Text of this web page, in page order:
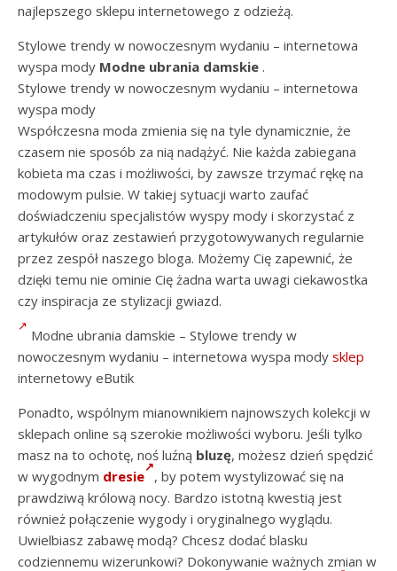
najlepszego sklepu internetowego z odzieżą.
Stylowe trendy w nowoczesnym wydaniu – internetowa
wyspa mody Modne ubrania damskie .
Stylowe trendy w nowoczesnym wydaniu – internetowa
wyspa mody
Współczesna moda zmienia się na tyle dynamicznie, że
czasem nie sposób za nią nadążyć. Nie każda zabiegana
kobieta ma czas i możliwości, by zawsze trzymać rękę na
modowym pulsie. W takiej sytuacji warto zaufać
doświadczeniu specjalistów wyspy mody i skorzystać z
artykułów oraz zestawień przygotowywanych regularnie
przez zespół naszego bloga. Możemy Cię zapewnić, że
dzięki temu nie ominie Cię żadna warta uwagi ciekawostka
czy inspiracja ze stylizacji gwiazd.
Modne ubrania damskie – Stylowe trendy w
nowoczesnym wydaniu – internetowa wyspa mody sklep
internetowy eButik
Ponadto, wspólnym mianownikiem najnowszych kolekcji w
sklepach online są szerokie możliwości wyboru. Jeśli tylko
masz na to ochotę, noś luźną bluzę, możesz dzień spędzić
w wygodnym dresie , by potem wystylizować się na
prawdziwą królową nocy. Bardzo istotną kwestią jest
również połączenie wygody i oryginalnego wyglądu.
Uwielbiasz zabawę modą? Chcesz dodać blasku
codziennemu wizerunkowi? Dokonywanie ważnych zmian w